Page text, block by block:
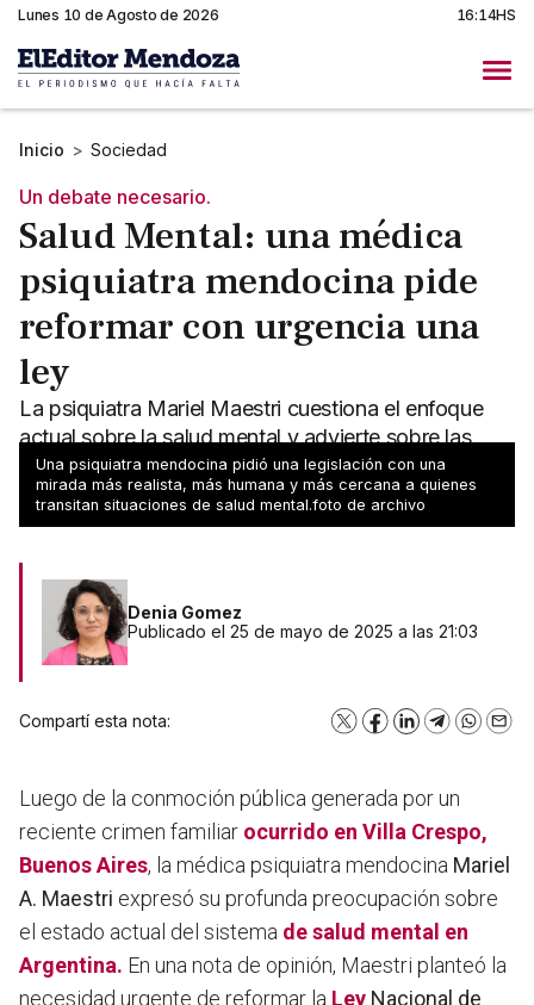
Lunes 10 de Agosto de 2026 16:14HS
Inicio > Sociedad
Un debate necesario.
Salud Mental: una médica
psiquiatra mendocina pide
reformar con urgencia una
ley
La psiquiatra Mariel Maestri cuestiona el enfoque
actual sobre la salud mental y advierte sobre las
consecuencias de no intervenir a tiempo en cuadros
severos
Una psiquiatra mendocina pidió una legislación con una
mirada más realista, más humana y más cercana a quienes
transitan situaciones de salud mental.foto de archivo
Denia Gomez
Publicado el 25 de mayo de 2025 a las 21:03
Compartí esta nota: X Facebook
LinkedInTelegram
Luego de la conmoción pública generada por un
reciente crimen familiar ocurrido en Villa Crespo,
Buenos Aires, la médica psiquiatra mendocina Mariel
A. Maestri expresó su profunda preocupación sobre
el estado actual del sistema de salud mental en
Argentina. En una nota de opinión, Maestri planteó la
necesidad urgente de reformar la Ley Nacional de